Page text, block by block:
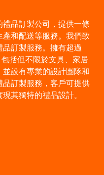
品訂製公司，提供一條
和配送等服務。我們致
訂製服務。擁有超過
括但不限於文具、家居
設有專業的設計團隊和
訂製服務，客戶可提供
其獨特的禮品設計。